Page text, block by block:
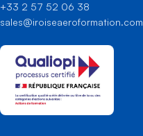
+33 2 57 52 06 38
sales@iroiseaeroformation.com